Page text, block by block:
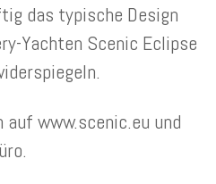
das typische Design
Yachten Scenic Eclipse
www.scenic.eu und